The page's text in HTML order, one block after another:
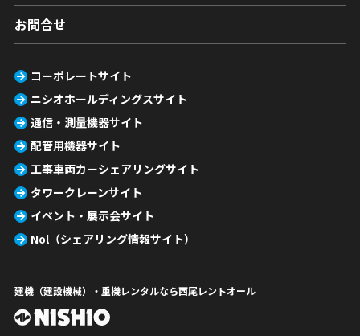
お問合せ
コーポレートサイト
ニシオホールディングスサイト
通信・測量機器サイト
配管用機器サイト
工事車両カーシェアリングサイト
タワークレーンサイト
イベント・展示会サイト
Nol（シェアリング情報サイト）
建機（建設機械）・重機レンタルなら西尾レントオール